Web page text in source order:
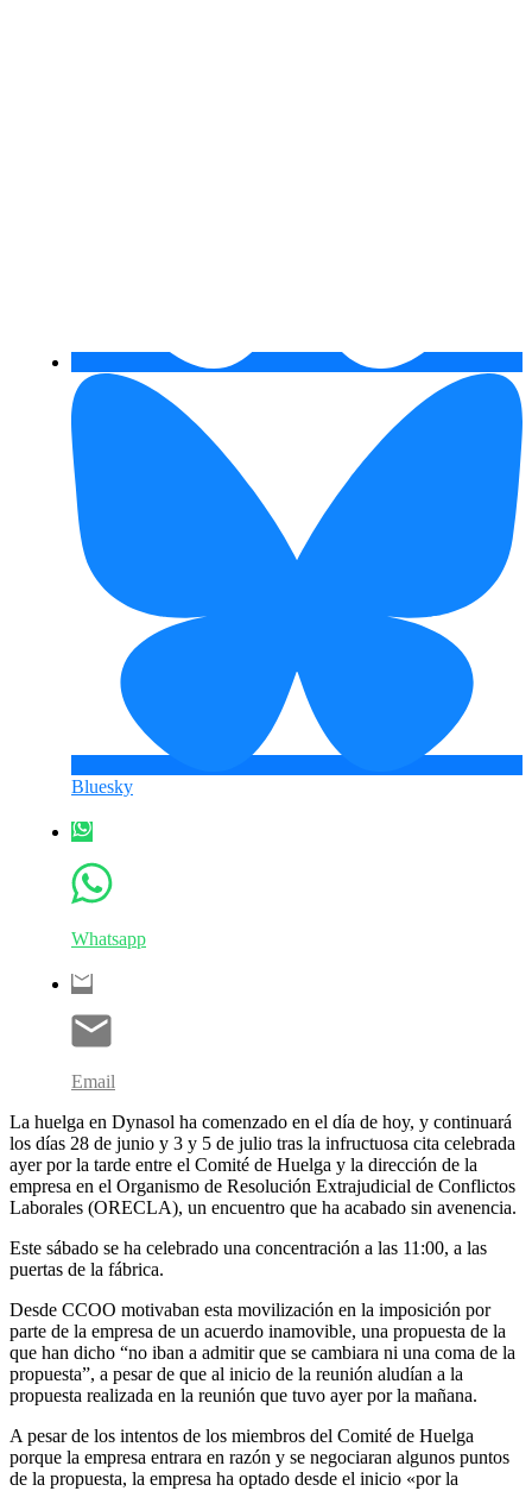
Bluesky
Whatsapp
Email
La huelga en Dynasol ha comenzado en el día de hoy, y continuará
los días 28 de junio y 3 y 5 de julio tras la infructuosa cita celebrada
ayer por la tarde entre el Comité de Huelga y la dirección de la
empresa en el Organismo de Resolución Extrajudicial de Conflictos
Laborales (ORECLA), un encuentro que ha acabado sin avenencia.
Este sábado se ha celebrado una concentración a las 11:00, a las
puertas de la fábrica.
Desde CCOO motivaban esta movilización en la imposición por
parte de la empresa de un acuerdo inamovible, una propuesta de la
que han dicho “no iban a admitir que se cambiara ni una coma de la
propuesta”, a pesar de que al inicio de la reunión aludían a la
propuesta realizada en la reunión que tuvo ayer por la mañana.
A pesar de los intentos de los miembros del Comité de Huelga
porque la empresa entrara en razón y se negociaran algunos puntos
de la propuesta, la empresa ha optado desde el inicio «por la